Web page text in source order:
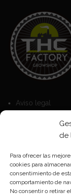
de
Para ofrecer las
cookies para
consentimiento de
comportamiento de
No consentir o retirar
Aviso legal
Política de
Formas de pago
Plazos y